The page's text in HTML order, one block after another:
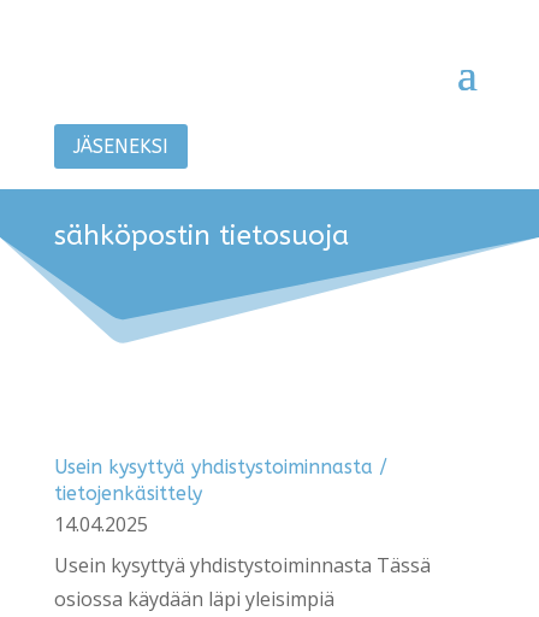
JÄSENEKSI
sähköpostin tietosuoja
Usein kysyttyä yhdistystoiminnasta /
tietojenkäsittely
14.04.2025
Usein kysyttyä yhdistystoiminnasta Tässä
osiossa käydään läpi yleisimpiä